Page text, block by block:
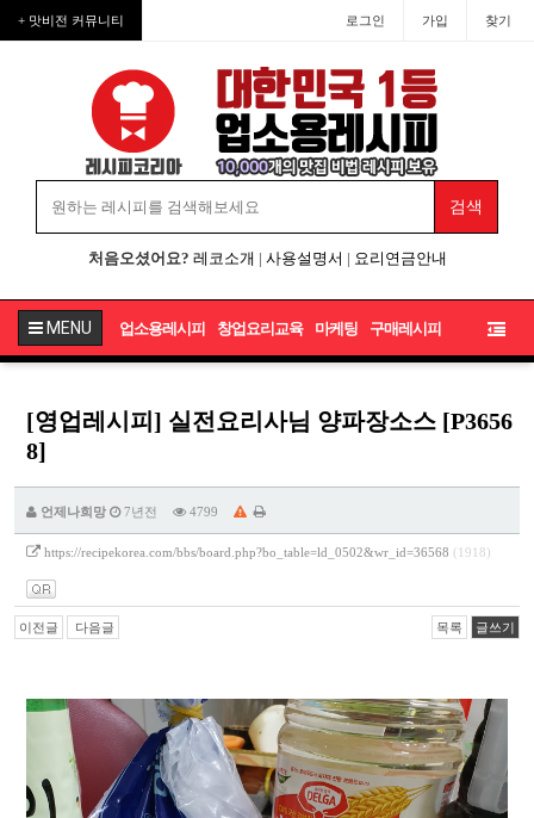
+ 맛비전 커뮤니티 로그인 가입 찾기
처음오셨어요? 레코소개 | 사용설명서 | 요리연금안내
MENU 업소용레시피 창업요리교육 마케팅 구매레시피
[영업레시피] 실전요리사님 양파장소스 [P3656
8]
언제나희망 7년전 4799
https://recipekorea.com/bbs/board.php?bo_table=ld_0502&wr_id=36568 (1918)
이전글 다음글 목록 글쓰기